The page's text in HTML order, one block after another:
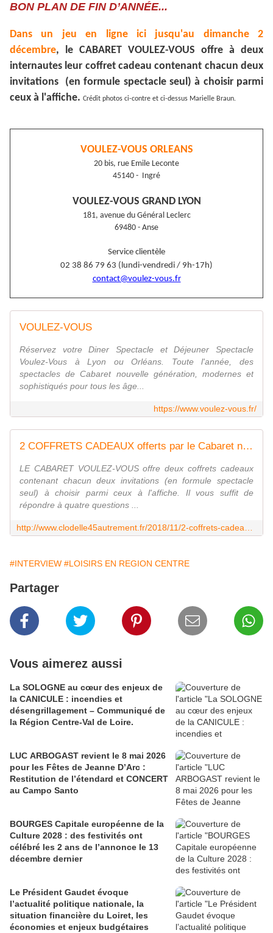
BON PLAN DE FIN D’ANNÉE...
Dans un jeu en ligne ici jusqu'au dimanche 2
décembre, le CABARET VOULEZ-VOUS offre à deux
internautes leur coffret cadeau contenant chacun deux
invitations (en formule spectacle seul) à choisir parmi
ceux à l'affiche. Crédit photos ci-contre et ci-dessus Marielle Braun.
VOULEZ-VOUS ORLEANS
20 bis, rue Emile Leconte
45140 - Ingré
VOULEZ-VOUS GRAND LYON
181, avenue du Général Leclerc
69480 - Anse
Service clientèle
02 38 86 79 63 (lundi-vendredi / 9h-17h)
contact@voulez-vous.fr
VOULEZ-VOUS
Réservez votre Diner Spectacle et Déjeuner Spectacle
Voulez-Vous à Lyon ou Orléans. Toute l'année, des
spectacles de Cabaret nouvelle génération, modernes et
sophistiqués pour tous les âge...
https://www.voulez-vous.fr/
2 COFFRETS CADEAUX offerts par le Cabaret nouvelle génération VOULEZ-VOUS à Orléans et Lyon - VIVRE AUTREMENT VOS LOISIRS avec Clodelle
LE CABARET VOULEZ-VOUS offre deux coffrets cadeaux
contenant chacun deux invitations (en formule spectacle
seul) à choisir parmi ceux à l'affiche. Il vous suffit de
répondre à quatre questions ...
#INTERVIEW #LOISIRS EN REGION CENTRE
Partager
Vous aimerez aussi
La SOLOGNE au cœur des enjeux de
la CANICULE : incendies et
désengrillagement – Communiqué de
la Région Centre-Val de Loire.
LUC ARBOGAST revient le 8 mai 2026
pour les Fêtes de Jeanne D’Arc :
Restitution de l’étendard et CONCERT
au Campo Santo
BOURGES Capitale européenne de la
Culture 2028 : des festivités ont
célébré les 2 ans de l’annonce le 13
décembre dernier
Le Président Gaudet évoque
l’actualité politique nationale, la
situation financière du Loiret, les
économies et enjeux budgétaires